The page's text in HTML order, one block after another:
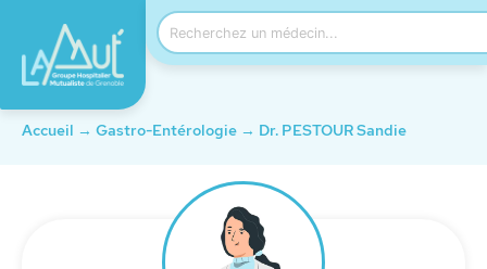
Accueil → Gastro-Entérologie → Dr. PESTOUR Sandie